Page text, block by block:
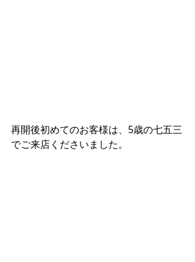
再開後初めてのお客様は、5歳の七五三
でご来店くださいました。